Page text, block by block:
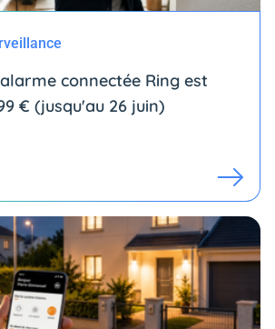
connectée Ring est
€ (jusqu'au 26 juin)